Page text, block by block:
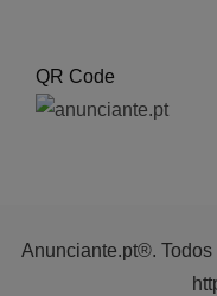
QR Code
Anunciante.pt®.